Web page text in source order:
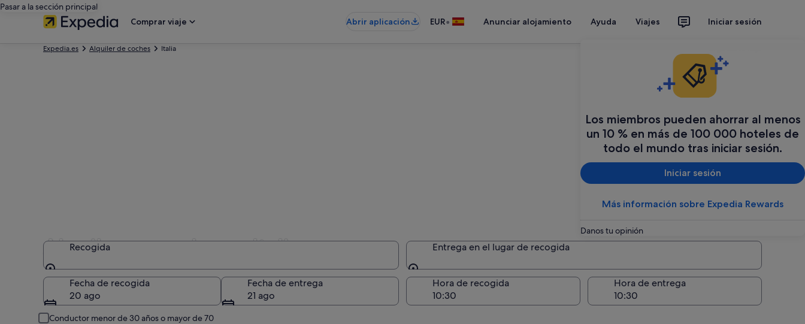
Pasar a la sección principal
Comprar viaje
Abrir aplicación EUR• Anunciar alojamiento Ayuda Viajes Iniciar sesión
Los miembros pueden ahorrar al menos
un 10 % en más de 100 000 hoteles de
todo el mundo tras iniciar sesión.
Iniciar sesión
Más información sobre Expedia Rewards
Danos tu opinión
Expedia.es Alquiler de coches Italia
Alquilar un coche en Italia
Recogida
Recogida
Entrega en el lugar de recogida
Entrega en el lugar de recogida
Fecha de recogida
20 ago
Fecha de entrega
21 ago
Hora de recogida Hora de entrega
Conductor menor de 30 años o mayor de 70